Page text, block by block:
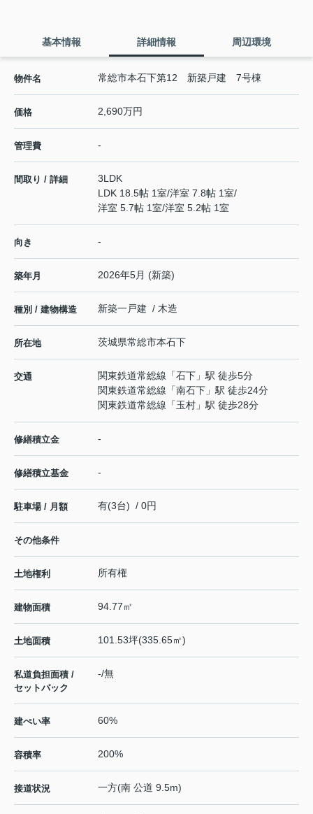
基本情報 詳細情報 周辺環境
物件名 常総市本石下第12 新築戸建 7号棟
価格 2,690万円
管理費 -
間取り / 詳細
3LDK
LDK 18.5帖 1室/洋室 7.8帖 1室/
洋室 5.7帖 1室/洋室 5.2帖 1室
向き -
築年月 2026年5月 (新築)
種別 / 建物構造 新築一戸建 / 木造
所在地 茨城県常総市本石下
交通 関東鉄道常総線 「石下 」駅 徒歩5分
関東鉄道常総線 「南石下 」駅 徒歩24分
関東鉄道常総線 「玉村 」駅 徒歩28分
修繕積立金 -
修繕積立基金 -
駐車場 / 月額 有(3台) / 0円
その他条件
土地権利 所有権
建物面積 94.77㎡
土地面積 101.53坪(335.65㎡)
私道負担面積 /
セットバック
-/無
建ぺい率 60%
容積率 200%
接道状況 一方(南 公道 9.5m)